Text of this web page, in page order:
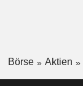
Börse Aktien